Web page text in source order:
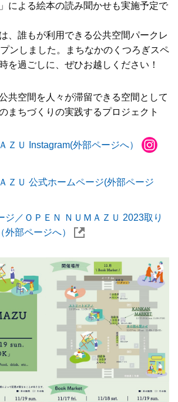
による絵本の読み聞かせも実施予定で
、誰もが利用できる公共空間パークレ
ンしました。まちなかのくつろぎスペ
を過ごしに、ぜひお越しください！
共空間を人々が滞留できる空間として
まちづくりの実践するプロジェクト
ＺＵ Instagram(外部ページへ）
ＺＵ 公式ホームページ(外部ページ
ジ／ＯＰＥＮ ＮＵＭＡＺＵ 2023取り
部ページへ）